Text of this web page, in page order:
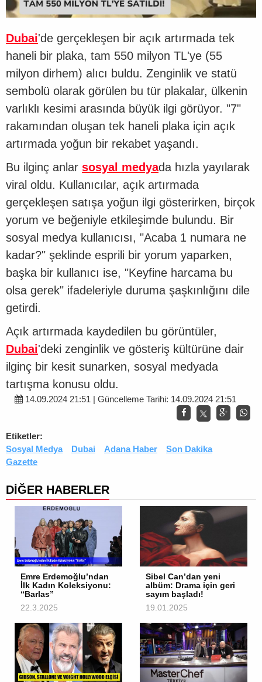
Dubai'de gerçekleşen bir açık artırmada tek
haneli bir plaka, tam 550 milyon TL'ye (55
milyon dirhem) alıcı buldu. Zenginlik ve statü
sembolü olarak görülen bu tür plakalar, ülkenin
varlıklı kesimi arasında büyük ilgi görüyor. "7"
rakamından oluşan tek haneli plaka için açık
artırmada yoğun bir rekabet yaşandı.
Bu ilginç anlar sosyal medyada hızla yayılarak
viral oldu. Kullanıcılar, açık artırmada
gerçekleşen satışa yoğun ilgi gösterirken, birçok
yorum ve beğeniyle etkileşimde bulundu. Bir
sosyal medya kullanıcısı, "Acaba 1 numara ne
kadar?" şeklinde esprili bir yorum yaparken,
başka bir kullanıcı ise, "Keyfine harcama bu
olsa gerek" ifadeleriyle duruma şaşkınlığını dile
getirdi.
Açık artırmada kaydedilen bu görüntüler,
Dubai'deki zenginlik ve gösteriş kültürüne dair
ilginç bir kesit sunarken, sosyal medyada
tartışma konusu oldu.
14.09.2024 21:51 | Güncelleme Tarihi: 14.09.2024 21:51
Etiketler:
Sosyal Medya
Dubai Adana Haber
Son Dakika
Gazette
DİĞER HABERLER
Emre Erdemoğlu’ndan
İlk Kadın Koleksiyonu:
“Barlas”
22.3.2025
Sibel Can’dan yeni
albüm: Drama için geri
sayım başladı!
19.01.2025